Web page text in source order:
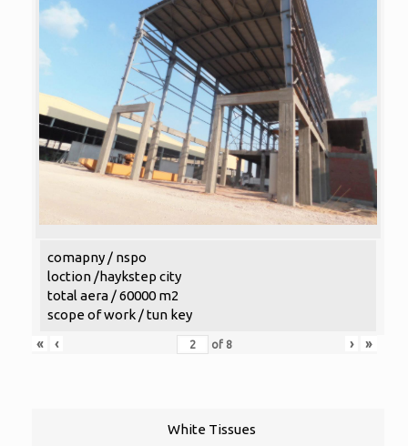
comapny / nspo
loction /haykstep city
total aera / 60000 m2
scope of work / tun key
«
‹ of 8 › »
White Tissues